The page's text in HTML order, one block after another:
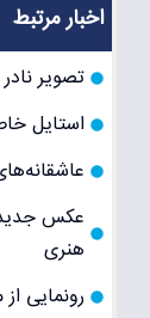
اخبار مرتبط
تصویر
استایل
عکس جدید
هنری
رونمایی